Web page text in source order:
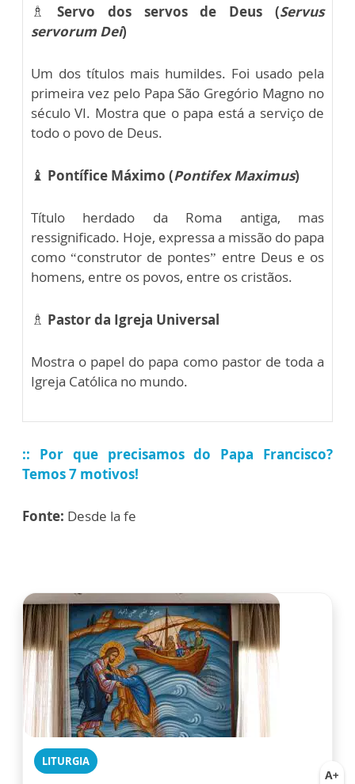
♗ Servo dos servos de Deus (Servus
servorum Dei)
Um dos títulos mais humildes. Foi usado pela
primeira vez pelo Papa São Gregório Magno no
século VI. Mostra que o papa está a serviço de
todo o povo de Deus.
♝ Pontífice Máximo (Pontifex Maximus)
Título herdado da Roma antiga, mas
ressignificado. Hoje, expressa a missão do papa
como “construtor de pontes” entre Deus e os
homens, entre os povos, entre os cristãos.
♗ Pastor da Igreja Universal
Mostra o papel do papa como pastor de toda a
Igreja Católica no mundo.
:: Por que precisamos do Papa Francisco?
Temos 7 motivos!
Fonte: Desde la fe
LITURGIA